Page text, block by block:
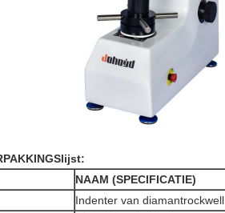
NAAM (SPECIFICATIE)
Indenter van diamantrockwell